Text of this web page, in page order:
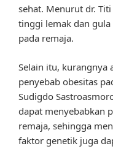
sehat. Menurut dr.
tinggi lemak dan
pada remaja.
Selain itu, kurangnya
penyebab obesitas
Sudigdo
dapat menyebabkan
remaja, sehingga
faktor genetik juga